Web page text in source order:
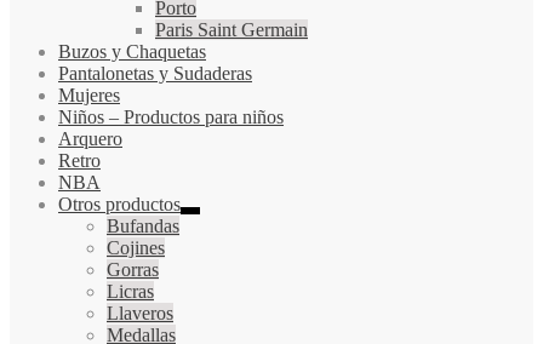
Porto
Paris Saint Germain
Buzos y Chaquetas
Pantalonetas y Sudaderas
Mujeres
Niños – Productos para niños
Arquero
Retro
NBA
Otros productos
Bufandas
Cojines
Gorras
Licras
Llaveros
Medallas